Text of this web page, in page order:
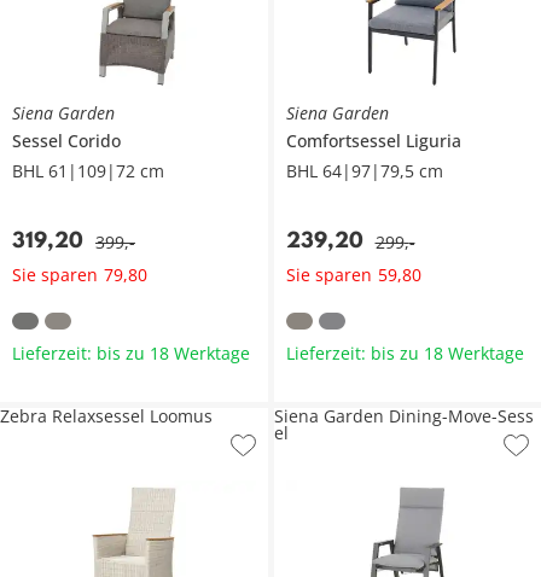
Siena Garden
Sessel Corido
BHL 61|109|72 cm
319,20 399,-
Sie sparen 79,80
Lieferzeit: bis zu 18 Werktage
Siena Garden
Comfortsessel Liguria
BHL 64|97|79,5 cm
239,20 299,-
Sie sparen 59,80
Lieferzeit: bis zu 18 Werktage
Zebra Relaxsessel Loomus Siena Garden Dining-Move-Sess
el